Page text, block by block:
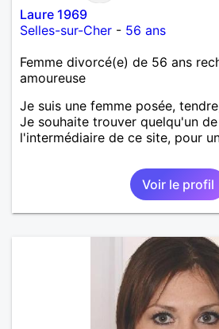
Laure 1969
Selles-sur-Cher - 56 ans
Femme divorcé(e) de 56 ans
amoureuse
Je suis une femme posée,
Je souhaite trouver quelqu'un
l'intermédiaire de ce site, pour
Voir le profil